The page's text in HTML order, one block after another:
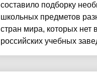
составило подборку
школьных предметов
стран мира, которых нет в
российских учебных